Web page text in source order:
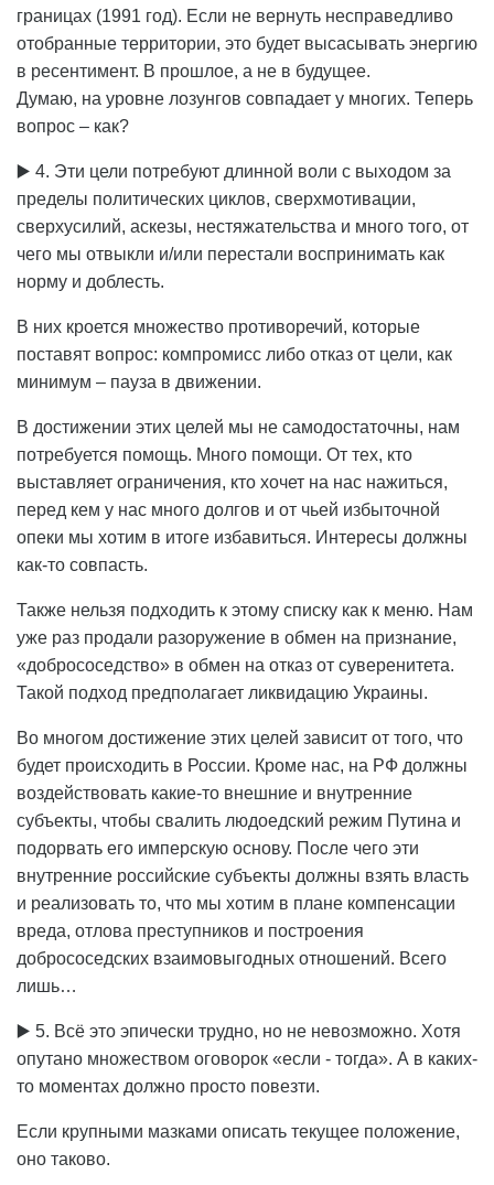
границах (1991 год). Если не вернуть несправедливо
отобранные территории, это будет высасывать энергию
в ресентимент. В прошлое, а не в будущее.
Думаю, на уровне лозунгов совпадает у многих. Теперь
вопрос – как?
▶️ 4. Эти цели потребуют длинной воли с выходом за
пределы политических циклов, сверхмотивации,
сверхусилий, аскезы, нестяжательства и много того, от
чего мы отвыкли и/или перестали воспринимать как
норму и доблесть.
В них кроется множество противоречий, которые
поставят вопрос: компромисс либо отказ от цели, как
минимум – пауза в движении.
В достижении этих целей мы не самодостаточны, нам
потребуется помощь. Много помощи. От тех, кто
выставляет ограничения, кто хочет на нас нажиться,
перед кем у нас много долгов и от чьей избыточной
опеки мы хотим в итоге избавиться. Интересы должны
как-то совпасть.
Также нельзя подходить к этому списку как к меню. Нам
уже раз продали разоружение в обмен на признание,
«добрососедство» в обмен на отказ от суверенитета.
Такой подход предполагает ликвидацию Украины.
Во многом достижение этих целей зависит от того, что
будет происходить в России. Кроме нас, на РФ должны
воздействовать какие-то внешние и внутренние
субъекты, чтобы свалить людоедский режим Путина и
подорвать его имперскую основу. После чего эти
внутренние российские субъекты должны взять власть
и реализовать то, что мы хотим в плане компенсации
вреда, отлова преступников и построения
добрососедских взаимовыгодных отношений. Всего
лишь…
▶️ 5. Всё это эпически трудно, но не невозможно. Хотя
опутано множеством оговорок «если - тогда». А в каких-
то моментах должно просто повезти.
Если крупными мазками описать текущее положение,
оно таково.